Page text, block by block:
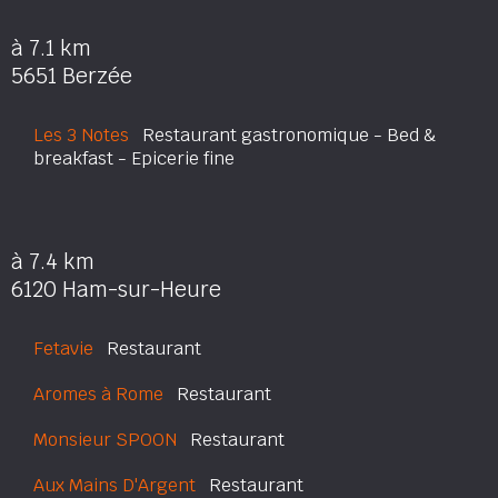
à 7.1 km
5651 Berzée
Les 3 Notes Restaurant gastronomique - Bed &
breakfast - Epicerie fine
à 7.4 km
6120 Ham-sur-Heure
Fetavie Restaurant
Aromes à Rome Restaurant
Monsieur SPOON Restaurant
Aux Mains D'Argent Restaurant